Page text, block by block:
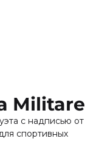
Militare
с надписью от
спортивных